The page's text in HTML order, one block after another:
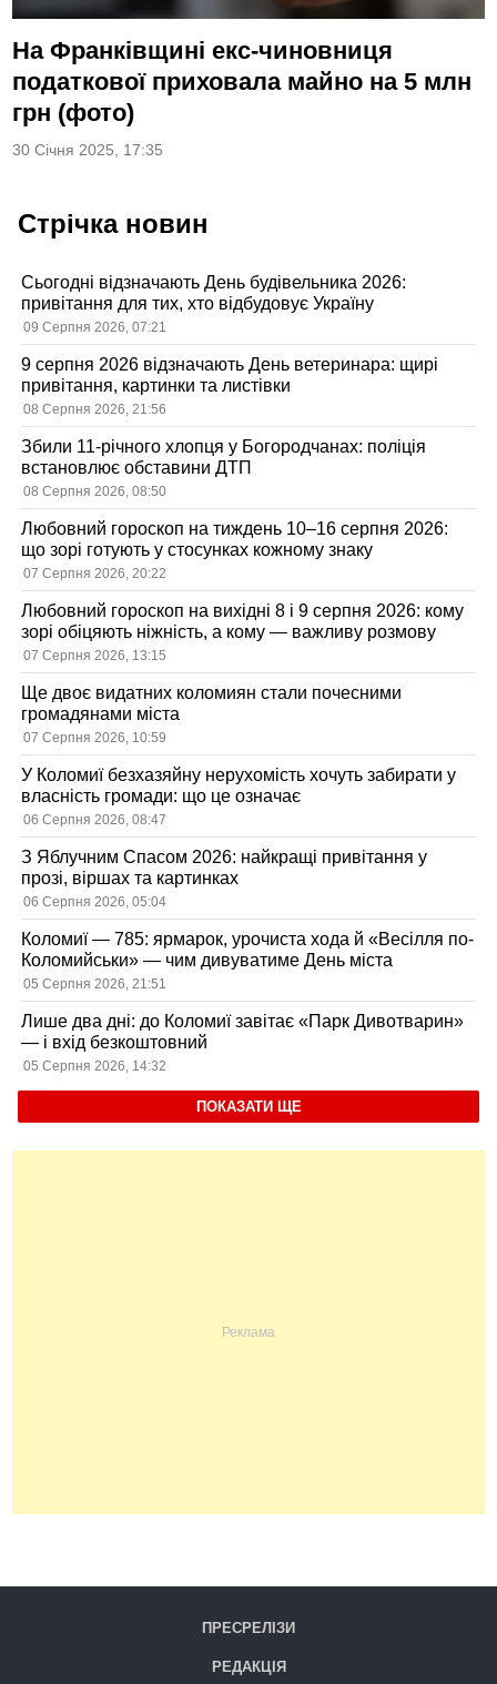
На Франківщині екс-чиновниця
податкової приховала майно на 5 млн
грн (фото)
30 Січня 2025, 17:35
Стрічка новин
Сьогодні відзначають День будівельника 2026:
привітання для тих, хто відбудовує Україну
09 Серпня 2026, 07:21
9 серпня 2026 відзначають День ветеринара: щирі
привітання, картинки та листівки
08 Серпня 2026, 21:56
Збили 11-річного хлопця у Богородчанах: поліція
встановлює обставини ДТП
08 Серпня 2026, 08:50
Любовний гороскоп на тиждень 10–16 серпня 2026:
що зорі готують у стосунках кожному знаку
07 Серпня 2026, 20:22
Любовний гороскоп на вихідні 8 і 9 серпня 2026: кому
зорі обіцяють ніжність, а кому — важливу розмову
07 Серпня 2026, 13:15
Ще двоє видатних коломиян стали почесними
громадянами міста
07 Серпня 2026, 10:59
У Коломиї безхазяйну нерухомість хочуть забирати у
власність громади: що це означає
06 Серпня 2026, 08:47
З Яблучним Спасом 2026: найкращі привітання у
прозі, віршах та картинках
06 Серпня 2026, 05:04
Коломиї — 785: ярмарок, урочиста хода й «Весілля по-
Коломийськи» — чим дивуватиме День міста
05 Серпня 2026, 21:51
Лише два дні: до Коломиї завітає «Парк Дивотварин»
— і вхід безкоштовний
05 Серпня 2026, 14:32
ПОКАЗАТИ ЩЕ
ПРЕСРЕЛІЗИ
РЕДАКЦІЯ